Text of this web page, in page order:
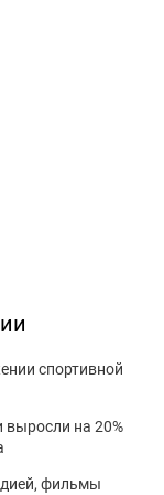
спортивной
на 20%
фильмы